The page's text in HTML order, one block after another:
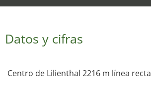
Datos y cifras
Centro de Lilienthal 2216 m línea recta